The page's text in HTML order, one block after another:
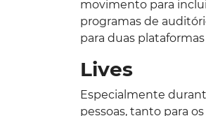
movimento para
programas de
para duas
Lives
Especialmente
pessoas, tanto para